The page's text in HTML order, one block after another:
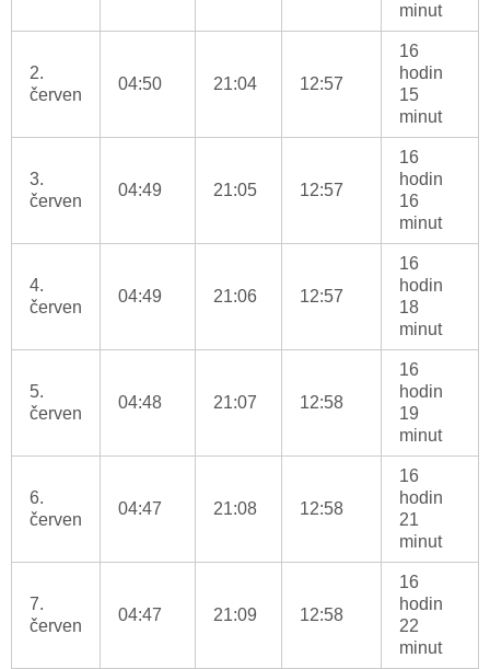
minut
2.
červen
04:50 21:04 12:57
16
hodin
15
minut
3.
červen
04:49 21:05 12:57
16
hodin
16
minut
4.
červen
04:49 21:06 12:57
16
hodin
18
minut
5.
červen
04:48 21:07 12:58
16
hodin
19
minut
6.
červen
04:47 21:08 12:58
16
hodin
21
minut
7.
červen
04:47 21:09 12:58
16
hodin
22
minut